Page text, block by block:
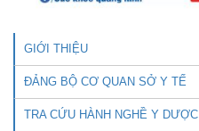
GIỚI THIỆU
ĐẢNG BỘ CƠ QUAN SỞ Y TẾ
TRA CỨU HÀNH NGHỀ Y DƯỢC